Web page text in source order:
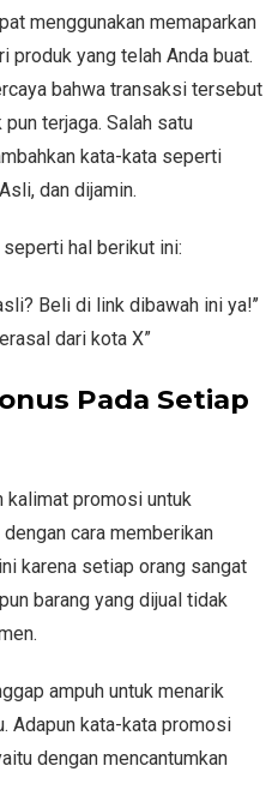
menggunakan memaparkan
produk yang telah Anda buat.
bahwa transaksi tersebut
terjaga. Salah satu
kata-kata seperti
dan dijamin.
hal berikut ini:
Beli di link dibawah ini ya!’’
dari kota X”
Pada Setiap
kalimat promosi untuk
cara memberikan
karena setiap orang sangat
barang yang dijual tidak
ampuh untuk menarik
Adapun kata-kata promosi
dengan mencantumkan